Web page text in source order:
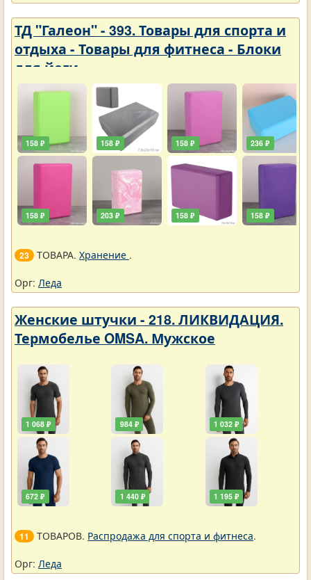
ТД "Галеон" - 393. Товары для спорта и
отдыха - Товары для фитнеса - Блоки
для йоги
158 ₽
158 ₽
158 ₽
203 ₽
158 ₽
158 ₽
236 ₽
158 ₽
23 ТОВАРА. Хранение .
Орг: Леда
Женские штучки - 218. ЛИКВИДАЦИЯ.
Термобелье OMSA. Мужское
1 068 ₽
672 ₽
984 ₽
1 440 ₽
1 032 ₽
1 195 ₽
11 ТОВАРОВ. Распродажа для спорта и фитнеса.
Орг: Леда